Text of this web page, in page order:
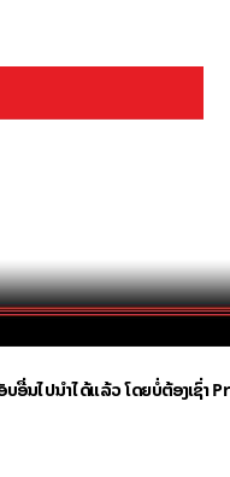
ອື່ນໄປນຳໄດ້ແລ້ວ ໂດຍບໍ່ຕ້ອງເຊົ່າ